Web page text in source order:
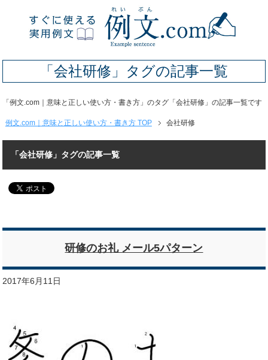
「会社研修」タグの記事一覧
「例文.com｜意味と正しい使い方・書き方」のタグ「会社研修」の記事一覧です
例文.com｜意味と正しい使い方・書き方 TOP 会社研修
「会社研修」タグの記事一覧
研修のお礼 メール5パターン
2017年6月11日